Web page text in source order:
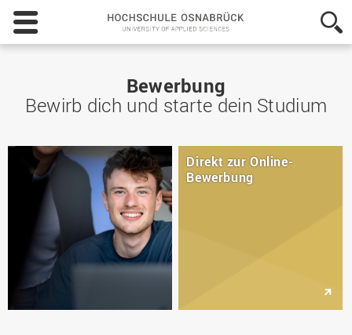
Hochschule
Osnabrück
-
Sciences
Bewerbung
Bewirb dich und starte dein Studium
Direkt zur Online-
Bewerbung